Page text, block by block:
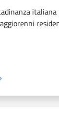
italiana